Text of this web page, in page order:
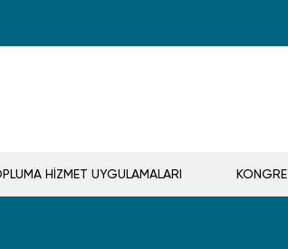
HİZMET UYGULAMALARI KONGRE